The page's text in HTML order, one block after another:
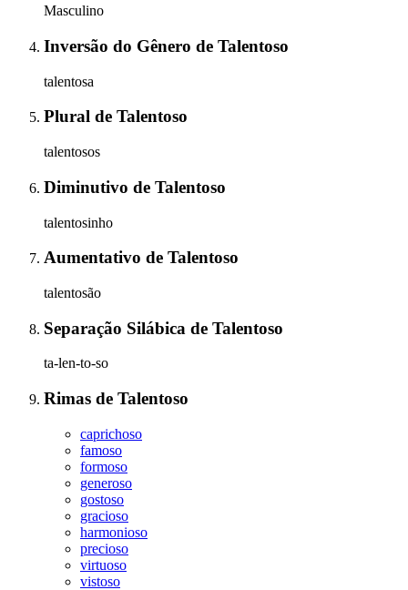
Masculino
Inversão do Gênero de Talentoso
talentosa
Plural de Talentoso
talentosos
Diminutivo de Talentoso
talentosinho
Aumentativo de Talentoso
talentosão
Separação Silábica de Talentoso
ta-len-to-so
Rimas de Talentoso
caprichoso
famoso
formoso
generoso
gostoso
gracioso
harmonioso
precioso
virtuoso
vistoso